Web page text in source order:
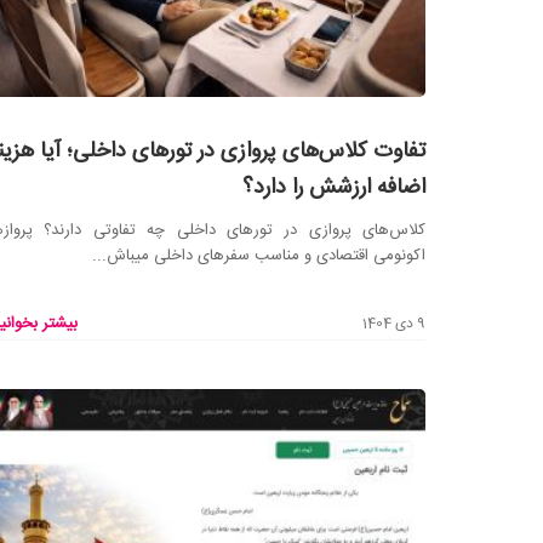
تفاوت کلاس‌های پروازی در تورهای داخلی؛ آیا
اضافه ارزشش را دارد؟
کلاس‌های پروازی در تورهای داخلی چه تفاوتی دارند؟
اکونومی اقتصادی و مناسب سفرهای داخلی میباش...
9 دی 1404 بیشتر